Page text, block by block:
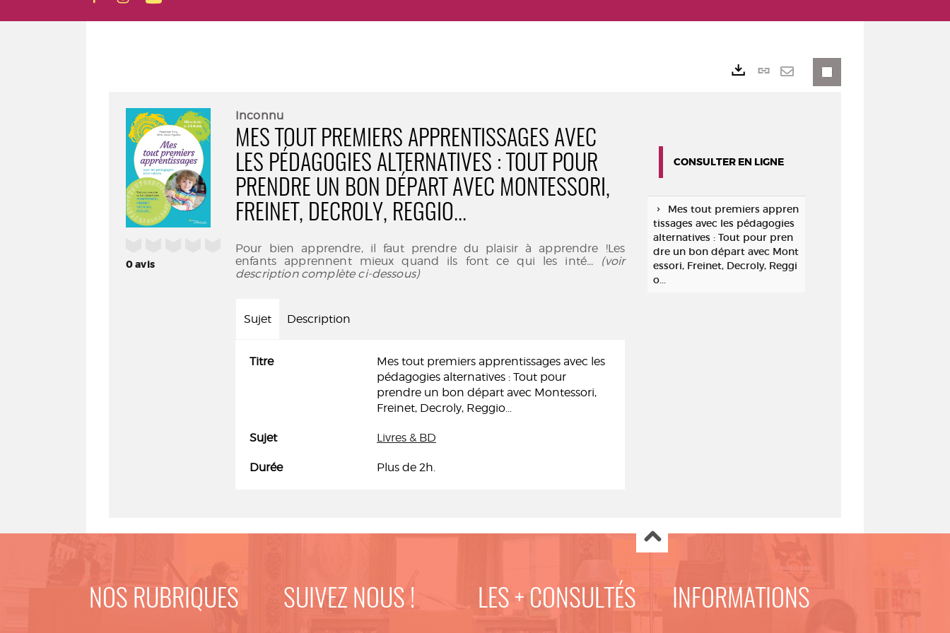
0avis
Inconnu
MES TOUT PREMIERS APPRENTISSAGES AVEC
LES PÉDAGOGIES ALTERNATIVES : TOUT POUR
PRENDRE UN BON DÉPART AVEC MONTESSORI,
FREINET, DECROLY, REGGIO...
Pour bien apprendre, il faut prendre du plaisir à apprendre !Les
enfants apprennent mieux quand ils font ce qui les inté... (voir
description complète ci-dessous)
Sujet Description
Titre
Mes tout premiers apprentissages avec les
pédagogies alternatives : Tout pour
prendre un bon départ avec Montessori,
Freinet, Decroly, Reggio...
Sujet Livres & BD
Durée Plus de 2h.
Lien
CONSULTER EN LIGNE
Mes tout premiers appren
tissages avec les pédagogies
alternatives : Tout pour pren
dre un bon départ avec Mont
essori, Freinet, Decroly, Reggi
o...
NOS RUBRIQUES SUIVEZ NOUS ! LES + CONSULTÉS INFORMATIONS